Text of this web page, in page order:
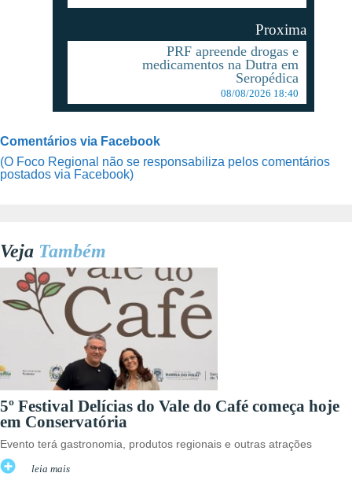
Proxima
PRF apreende drogas e
medicamentos na Dutra em
Seropédica
08/08/2026 18:40
Comentários via Facebook
(O Foco Regional não se responsabiliza pelos comentários
postados via Facebook)
Veja Também
5º Festival Delícias do Vale do Café começa hoje
em Conservatória
Evento terá gastronomia, produtos regionais e outras atrações
leia mais